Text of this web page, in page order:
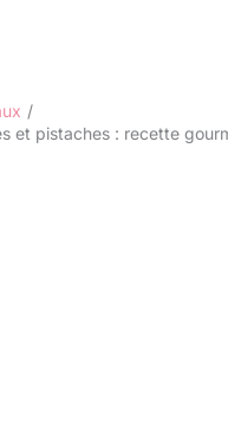
et pistaches : recette